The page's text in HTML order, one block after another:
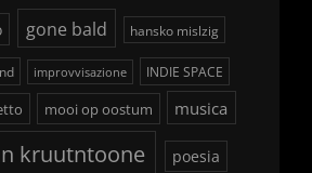
gone bald hansko mislzig
improvvisazione INDIE SPACE
mooi op oostum musica
kruutntoone poesia